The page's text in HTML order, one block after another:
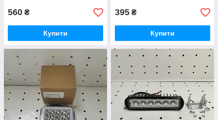
560 ₴
Купити
395 ₴
Купити